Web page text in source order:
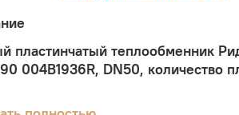
пластинчатый теплообменник
004B1936R, DN50, количество